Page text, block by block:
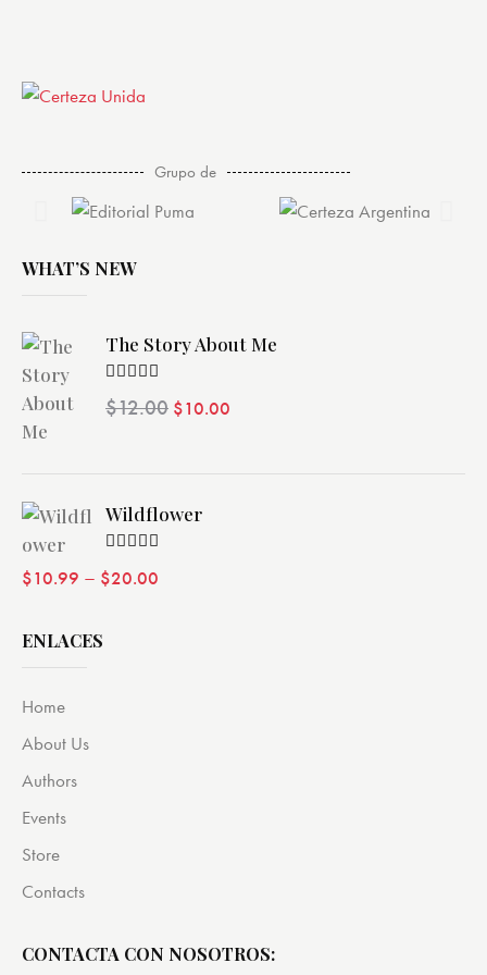
Grupo de
WHAT’S NEW
The Story About Me
Valorado
con4.00
$12.00 $10.00
Wildflower
con4.00
$10.99 – $20.00
ENLACES
Home
About Us
Authors
Events
Store
Contacts
CONTACTA CON NOSOTROS: